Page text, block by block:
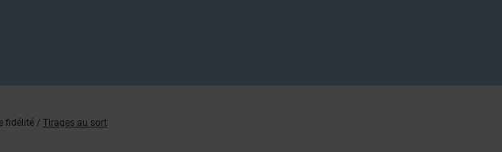
fidélité / Tirages au sort